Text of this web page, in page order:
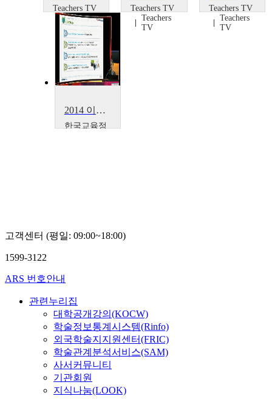
Teachers TV
Teachers
TV
Teachers TV
Teachers
TV
Teachers TV
Teachers
TV
2014 이러닝 국제 콘퍼런스 : What is the Lessons from Education Support Project~
한국교육정
고객센터 (평일: 09:00~18:00)
1599-3122
ARS 번호안내
관련누리집
대학공개강의(KOCW)
학술정보통계시스템(Rinfo)
외국학술지지원센터(FRIC)
학술관계분석서비스(SAM)
사서커뮤니티
기관회원
지식나눔(LOOK)